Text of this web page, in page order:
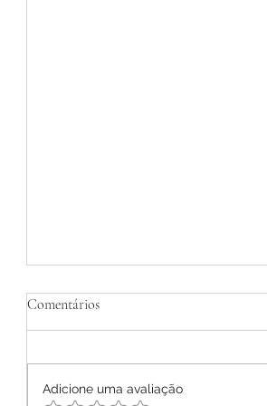
Tratamento Homeopático de
Relato de Caso
Comentários
Adicione uma avaliação